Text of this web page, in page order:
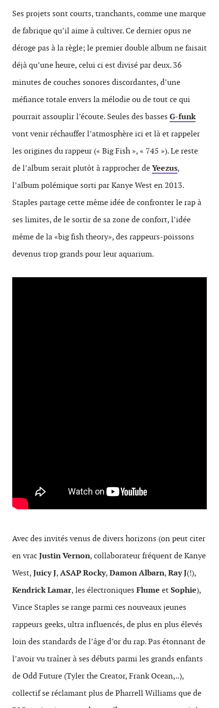
Ses projets sont courts, tranchants, comme une marque
de fabrique qu’il aime à cultiver. Ce dernier opus ne
déroge pas à la règle; le premier double album ne faisait
déjà qu’une heure, celui ci est divisé par deux. 36
minutes de couches sonores discordantes, d’une
méfiance totale envers la mélodie ou de tout ce qui
pourrait assouplir l’écoute. Seules des basses G-funk
vont venir réchauffer l’atmosphère ici et là et rappeler
les origines du rappeur (« Big Fish », « 745 »). Le reste
de l’album serait plutôt à rapprocher deYeezus,
l’album polémique sorti par Kanye West en 2013.
Staples partage cette même idée de confronter le rap à
ses limites, de le sortir de sa zone de confort, l’idée
même de la «big fish theory», des rappeurs-poissons
devenus trop grands pour leur aquarium.
Avec des invités venus de divers horizons (on peut citer
en vracJustin Vernon, collaborateur fréquent de Kanye
West,Juicy J,ASAP Rocky,Damon Albarn,Ray J(!),
Kendrick Lamar, les électroniques Flume etSophie),
Vince Staples se range parmi ces nouveaux jeunes
rappeurs geeks, ultra influencés, de plus en plus élevés
loin des standards de l’âge d’or du rap. Pas étonnant de
l’avoir vu traîner à ses débuts parmi les grands enfants
de Odd Future (Tyler the Creator, Frank Ocean,..),
collectif se réclamant plus de Pharrell Williams que de